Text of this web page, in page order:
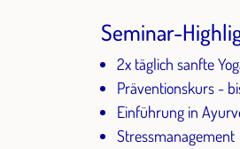
Seminar-
2x täglich sanfte
Präventionskurs -
Einführung in
Stressmanagement